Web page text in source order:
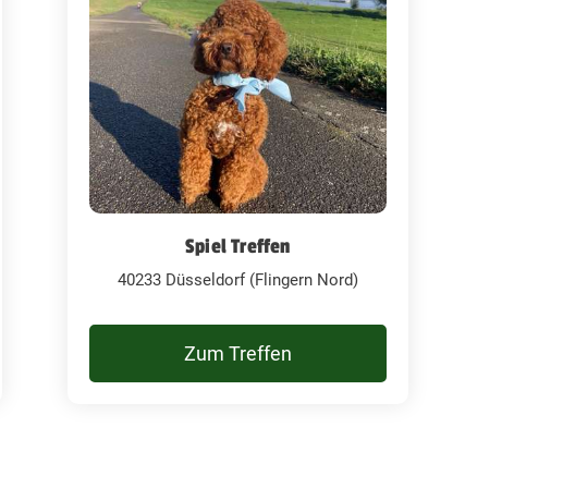
Spiel Treffen
40233 Düsseldorf (Flingern Nord)
Zum Treffen